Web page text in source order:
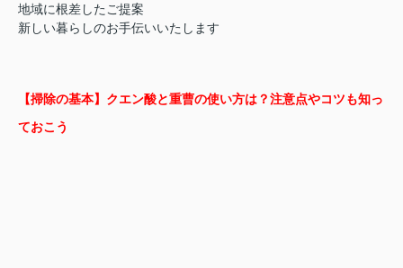
地域に根差したご提案
新しい暮らしのお手伝いいたします
【掃除の基本】クエン酸と重曹の使い方は？注意点やコツも知っ
ておこう